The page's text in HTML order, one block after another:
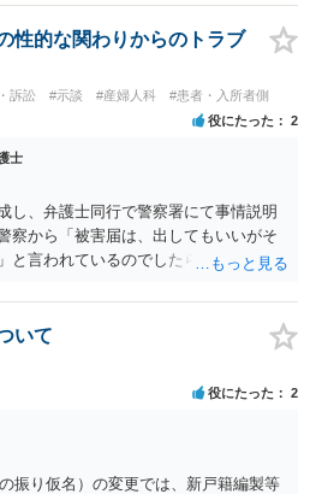
性的な関わりからのトラブ
訴訟 #示談 #産婦人科 #患者・入所者側
役にたった 2
士
し、弁護士同行で警察署にて事情説明
察から「被害届は、出してもいいがそ
と言われているのでしたら、あまり結
れないですが、実際に捜査をするの
で、やはり結論は変わらないかもしれ
事に強い」とうたっている弁護士に相
。 以上、ご参考まで。
いて
役にたった 2
振り仮名）の変更では、新戸籍編製等